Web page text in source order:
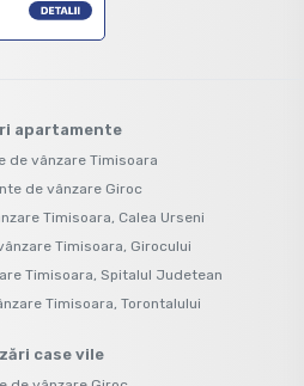
apartamente
de vânzare Timisoara
de vânzare Giroc
Timisoara, Calea Urseni
Timisoara, Girocului
Timisoara, Spitalul Judetean
Timisoara, Torontalului
case vile